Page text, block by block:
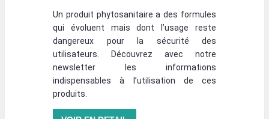
Un produit phytosanitaire a des formules
qui évoluent mais dont l’usage reste
dangereux pour la sécurité des
utilisateurs. Découvrez avec notre
newsletter les informations
indispensables à l’utilisation de ces
produits.